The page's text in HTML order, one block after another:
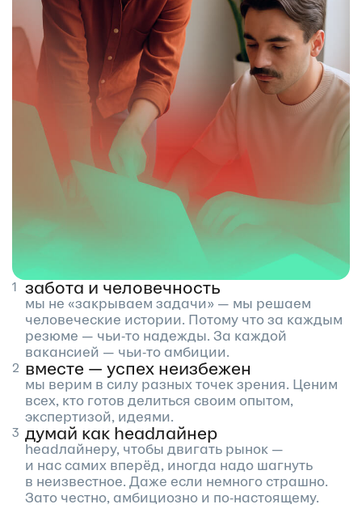
забота и человечность
мы не «закрываем задачи» — мы решаем
человеческие истории. Потому что за каждым
резюме — чьи‑то надежды. За каждой
вакансией — чьи‑то амбиции.
вместе — успех неизбежен
мы верим в силу разных точек зрения. Ценим
всех, кто готов делиться своим опытом,
экспертизой, идеями.
думай как headлайнер
headлайнеру, чтобы двигать рынок —
и нас самих вперёд, иногда надо шагнуть
в неизвестное. Даже если немного страшно.
Зато честно, амбициозно и по‑настоящему.